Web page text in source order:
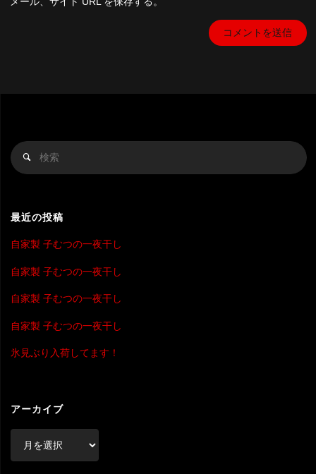
索
検
最近の投稿
自家製 子むつの一夜干し
自家製 子むつの一夜干し
自家製 子むつの一夜干し
自家製 子むつの一夜干し
氷見ぶり入荷してます！
アーカイブ